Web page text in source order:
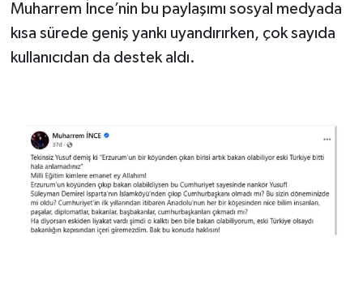
Muharrem İnce’nin bu paylaşımı sosyal medyada
kısa sürede geniş yankı uyandırırken, çok sayıda
kullanıcıdan da destek aldı.